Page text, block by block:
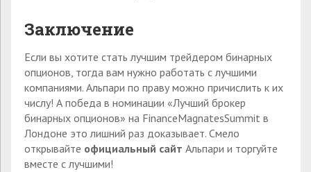
Заключение
Если вы хотите стать лучшим трейдером бинарных
опционов, тогда вам нужно работать с лучшими
компаниями. Альпари по праву можно причислить к их
числу! А победа в номинации «Лучший брокер
бинарных опционов» на FinanceMagnatesSummit в
Лондоне это лишний раз доказывает. Смело
открывайте официальный сайт Альпари и торгуйте
вместе с лучшими!